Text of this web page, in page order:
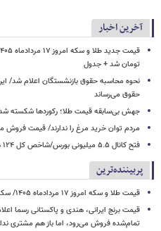
آخرین اخبار
تومان شد + جدول
نحوه محاسبه حقوق بازنشستگان اعلام شد/
حقوق می‌رساند
جهش بی‌سابقه قیمت طلا؛ رکوردها شکسته شد/ قیمت
مردم توان خرید مرغ را ندارند/ قیمت فروش
فتح کانال ۵.۵ میلیونی بورس/شاخص کل ۱۲۴ هزار واحد جهش کرد
پربیننده‌ترین
قیمت طلا و سکه امروز ۱۷ مردادماه ۱۴۰۵/ سکه میلیونی تغییر کرد + جدول
قیمت برنج ایرانی، هندی و پاکستانی رسما
تمام‌شده فروش می‌رود، اما باز هم مشتری